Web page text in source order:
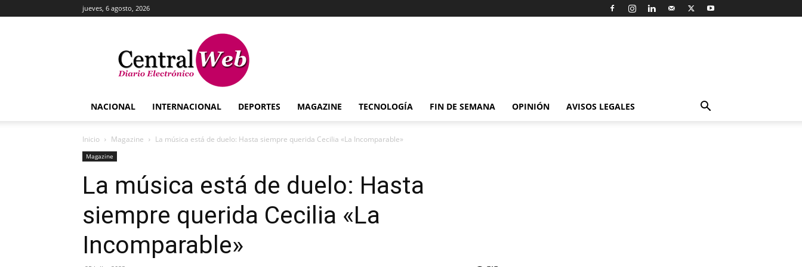
jueves, 6 agosto, 2026
Central
Web
NACIONAL INTERNACIONAL DEPORTES MAGAZINE TECNOLOGÍA FIN DE SEMANA OPINIÓN AVISOS LEGALES
Inicio Magazine La música está de duelo: Hasta siempre querida Cecilia «La Incomparable»
Magazine
La música está de duelo: Hasta
siempre querida Cecilia «La
Incomparable»